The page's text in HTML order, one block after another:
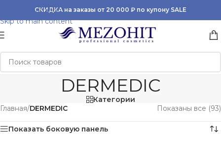
Skip to navigation
Skip to main content
СКИДКА на заказы от 20 000 ₽ по купону SALE
DERMEDIC
Категории
Главная/DERMEDIC Показаны все (93)
Показать боковую панель